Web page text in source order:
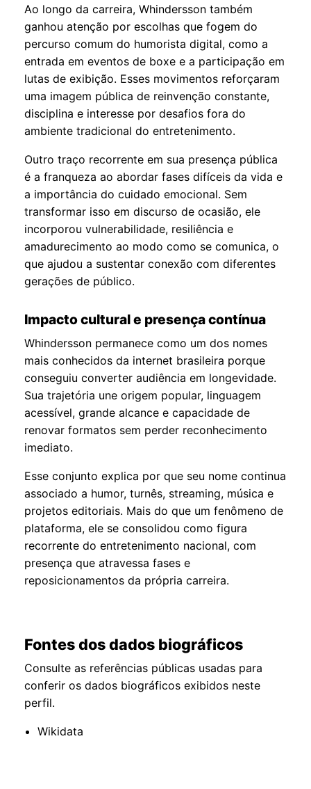
Ao longo da carreira, Whindersson também
ganhou atenção por escolhas que fogem do
percurso comum do humorista digital, como a
entrada em eventos de boxe e a participação em
lutas de exibição. Esses movimentos reforçaram
uma imagem pública de reinvenção constante,
disciplina e interesse por desafios fora do
ambiente tradicional do entretenimento.
Outro traço recorrente em sua presença pública
é a franqueza ao abordar fases difíceis da vida e
a importância do cuidado emocional. Sem
transformar isso em discurso de ocasião, ele
incorporou vulnerabilidade, resiliência e
amadurecimento ao modo como se comunica, o
que ajudou a sustentar conexão com diferentes
gerações de público.
Impacto cultural e presença contínua
Whindersson permanece como um dos nomes
mais conhecidos da internet brasileira porque
conseguiu converter audiência em longevidade.
Sua trajetória une origem popular, linguagem
acessível, grande alcance e capacidade de
renovar formatos sem perder reconhecimento
imediato.
Esse conjunto explica por que seu nome continua
associado a humor, turnês, streaming, música e
projetos editoriais. Mais do que um fenômeno de
plataforma, ele se consolidou como figura
recorrente do entretenimento nacional, com
presença que atravessa fases e
reposicionamentos da própria carreira.
Fontes dos dados biográficos
Consulte as referências públicas usadas para
conferir os dados biográficos exibidos neste
perfil.
Wikidata